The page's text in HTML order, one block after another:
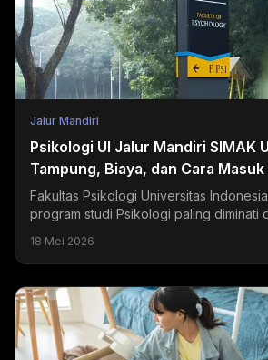
Jalur Mandiri
Psikologi UI Jalur Mandiri SIMAK
Tampung, Biaya, dan Cara Masuk
Fakultas Psikologi Universitas
program studi Psikologi paling diminati
18 Mei 2026